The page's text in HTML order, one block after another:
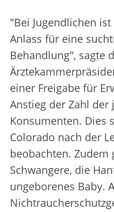
"Bei Jugendlichen
Anlass für eine
Behandlung", sagte
einer Freigabe für
Anstieg der Zahl der
Konsumenten. Dies
Colorado nach der
beobachten. Zudem
Schwangere, die
ungeborenes Baby.